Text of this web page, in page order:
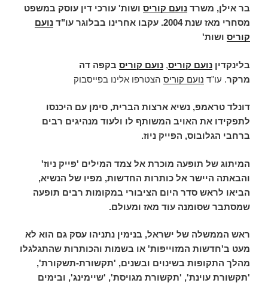
בר אילן, משרד נועם קוריס ושות' עורכי דין עוסק במשפט
מסחרי מאז שנת 2004. עקבו אחרינו בבלוגר עו"ד
נועם
קוריס ושות'
בלינקדין נועם קוריס, נועם קוריס בקפה דה
מרקר. עו"ד נועם קוריס הצטרפו אלינו בפייסבוק
דונלד טראמפ, נשיא ארצות הברית, סימן עם היכנסו
לתפקידו את האויב המשותף לו ולעוד מנהיגים רבים
ברחבי הגלובוס, הפייק ניוז.
המיתוג של תופעה מוכרת אל צמד המילים 'פייק ניוז'
והבאתה היישר אל כותרות החדשות, מפיו של הנשיא,
הביאו לראש סדר היום הציבורי במקומות רבים תופעה
שמסתבר שסומנה עוד מאז ומעולם.
ראש הממשלה של ישראל, בנימין נתניהו עסק גם הוא לא
מעט ב'חדשות המזוייפות' או בשמות והכותרות שהתגלגלו
מהלך התקופות בשינוים ובשנים, 'תקשורת-תשקורת',
'תקשורת עוינת', 'תקשורת מגויסת', 'שיימינג', ובימים